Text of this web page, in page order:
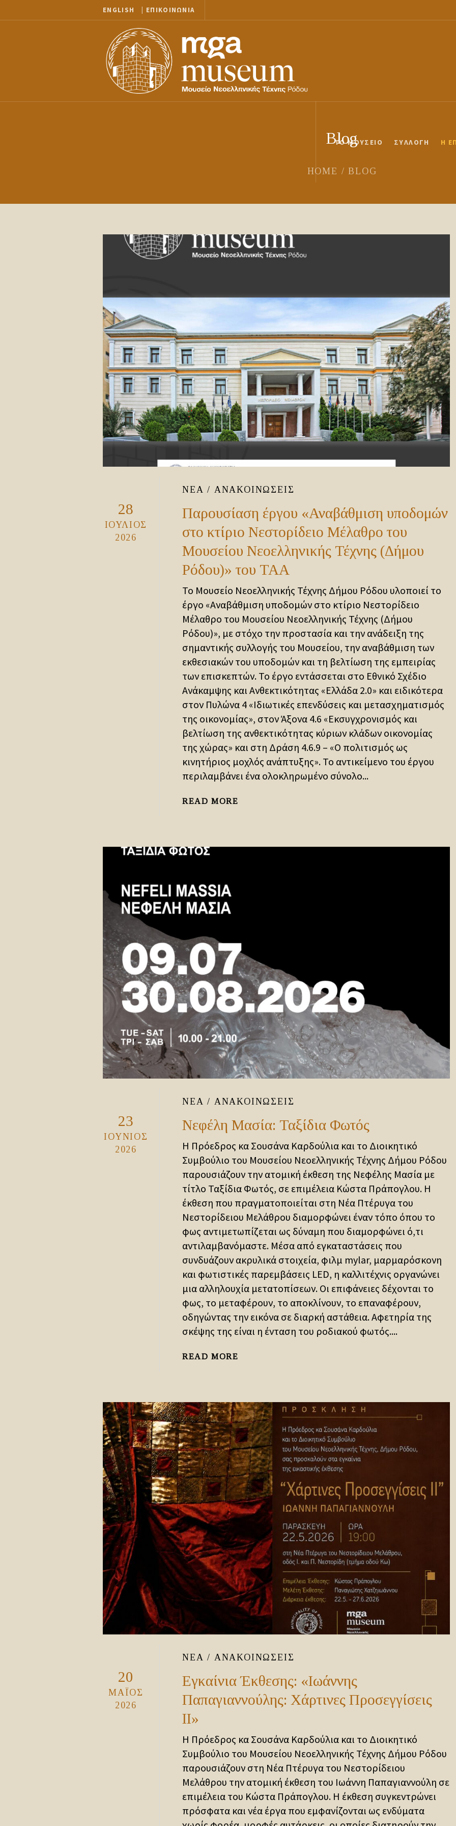
ENGLISH ΕΠΙΚΟΙΝΩΝΙΑ
ΤΟ ΜΟΥΣΕΊΟ ΣΥΛΛΟΓΉ Η
Blog
HOME / BLOG
28
ΙΟΎΛΙΟΣ
2026
ΝΈΑ / ΑΝΑΚΟΙΝΏΣΕΙΣ
Παρουσίαση έργου «Αναβάθμιση υποδομών
στο κτίριο Νεστορίδειο Μέλαθρο του
Μουσείου Νεοελληνικής Τέχνης (Δήμου
Ρόδου)» του ΤΑΑ
Το Μουσείο Νεοελληνικής Τέχνης Δήμου Ρόδου υλοποιεί το
έργο «Αναβάθμιση υποδομών στο κτίριο Νεστορίδειο
Μέλαθρο του Μουσείου Νεοελληνικής Τέχνης (Δήμου
Ρόδου)», με στόχο την προστασία και την ανάδειξη της
σημαντικής συλλογής του Μουσείου, την αναβάθμιση των
εκθεσιακών του υποδομών και τη βελτίωση της εμπειρίας
των επισκεπτών. Το έργο εντάσσεται στο Εθνικό Σχέδιο
Ανάκαμψης και Ανθεκτικότητας «Ελλάδα 2.0» και ειδικότερα
στον Πυλώνα 4 «Ιδιωτικές επενδύσεις και μετασχηματισμός
της οικονομίας», στον Άξονα 4.6 «Εκσυγχρονισμός και
βελτίωση της ανθεκτικότητας κύριων κλάδων οικονομίας
της χώρας» και στη Δράση 4.6.9 – «Ο πολιτισμός ως
κινητήριος μοχλός ανάπτυξης». Το αντικείμενο του έργου
περιλαμβάνει ένα ολοκληρωμένο σύνολο...
READ MORE
23
ΙΟΎΝΙΟΣ
2026
ΝΈΑ / ΑΝΑΚΟΙΝΏΣΕΙΣ
Νεφέλη Μασία: Ταξίδια Φωτός
Η Πρόεδρος κα Σουσάνα Καρδούλια και το Διοικητικό
Συμβούλιο του Μουσείου Νεοελληνικής Τέχνης Δήμου Ρόδου
παρουσιάζουν την ατομική έκθεση της Νεφέλης Μασία με
τίτλο Ταξίδια Φωτός, σε επιμέλεια Κώστα Πράπογλου. Η
έκθεση που πραγματοποιείται στη Νέα Πτέρυγα του
Νεστορίδειου Μελάθρου διαμορφώνει έναν τόπο όπου το
φως αντιμετωπίζεται ως δύναμη που διαμορφώνει ό,τι
αντιλαμβανόμαστε. Μέσα από εγκαταστάσεις που
συνδυάζουν ακρυλικά στοιχεία, φιλμ mylar, μαρμαρόσκονη
και φωτιστικές παρεμβάσεις LED, η καλλιτέχνις οργανώνει
μια αλληλουχία μετατοπίσεων. Οι επιφάνειες δέχονται το
φως, το μεταφέρουν, το αποκλίνουν, το επαναφέρουν,
οδηγώντας την εικόνα σε διαρκή αστάθεια. Αφετηρία της
σκέψης της είναι η ένταση του ροδιακού φωτός....
READ MORE
20
ΜΆΙΟΣ
2026
ΝΈΑ / ΑΝΑΚΟΙΝΏΣΕΙΣ
Εγκαίνια Έκθεσης: «Ιωάννης
Παπαγιαννούλης: Χάρτινες Προσεγγίσεις
ΙΙ»
Η Πρόεδρος κα Σουσάνα Καρδούλια και το Διοικητικό
Συμβούλιο του Μουσείου Νεοελληνικής Τέχνης Δήμου Ρόδου
παρουσιάζουν στη Νέα Πτέρυγα του Νεστορίδειου
Μελάθρου την ατομική έκθεση του Ιωάννη Παπαγιαννούλη σε
επιμέλεια του Κώστα Πράπογλου. Η έκθεση συγκεντρώνει
πρόσφατα και νέα έργα που εμφανίζονται ως ενδύματα